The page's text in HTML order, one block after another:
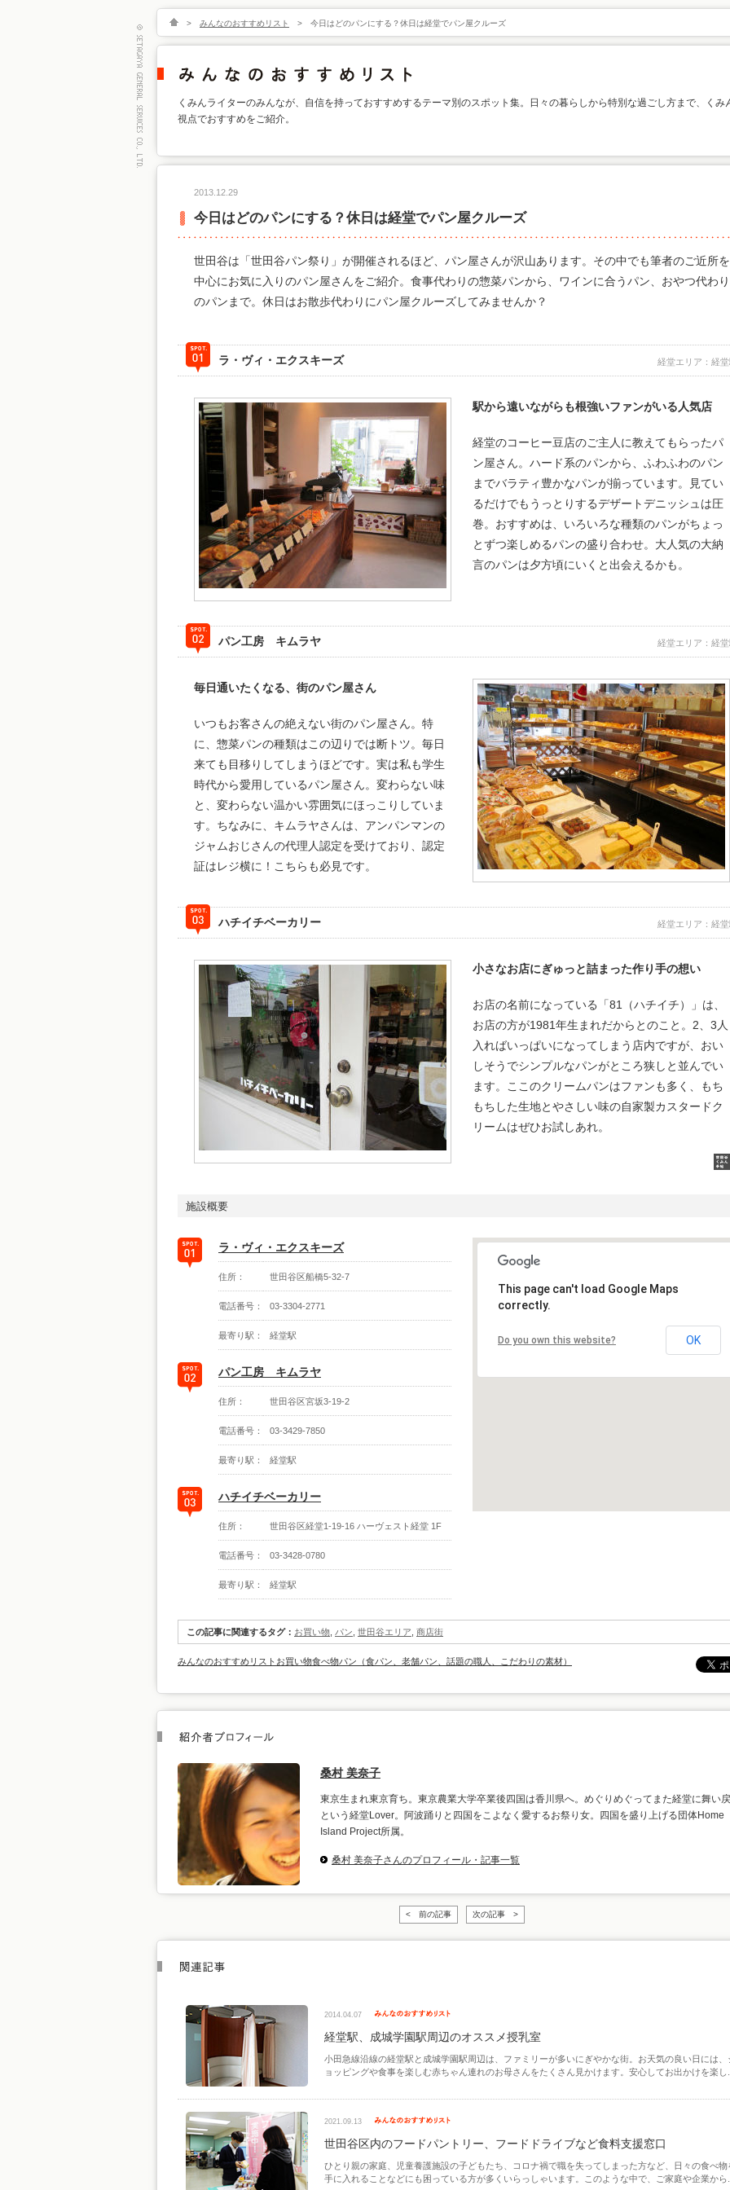
> みんなのおすすめリスト > 今日はどのパンにする？休日は経堂でパン屋クルーズ
くみんライターのみんなが、自信を持っておすすめするテーマ別のスポット集。日々の暮らしから特別な過ごし方まで、くみ
視点でおすすめをご紹介。
2013.12.29
今日はどのパンにする？休日は経堂でパン屋クルーズ
世田谷は「世田谷パン祭り」が開催されるほど、パン屋さんが沢山あります。その中でも筆者のご近所を
中心にお気に入りのパン屋さんをご紹介。食事代わりの惣菜パンから、ワインに合うパン、おやつ代わり
のパンまで。休日はお散歩代わりにパン屋クルーズしてみませんか？
ラ・ヴィ・エクスキーズ 経堂エリア：経
駅から遠いながらも根強いファンがいる人気店
経堂のコーヒー豆店のご主人に教えてもらったパ
ン屋さん。ハード系のパンから、ふわふわのパン
までバラティ豊かなパンが揃っています。見てい
るだけでもうっとりするデザートデニッシュは圧
巻。おすすめは、いろいろな種類のパンがちょっ
とずつ楽しめるパンの盛り合わせ。大人気の大納
言のパンは夕方頃にいくと出会えるかも。
パン工房 キムラヤ 経堂エリア：経
毎日通いたくなる、街のパン屋さん
いつもお客さんの絶えない街のパン屋さん。特
に、惣菜パンの種類はこの辺りでは断トツ。毎日
来ても目移りしてしまうほどです。実は私も学生
時代から愛用しているパン屋さん。変わらない味
と、変わらない温かい雰囲気にほっこりしていま
す。ちなみに、キムラヤさんは、アンパンマンの
ジャムおじさんの代理人認定を受けており、認定
証はレジ横に！こちらも必見です。
ハチイチベーカリー 経堂エリア：経
小さなお店にぎゅっと詰まった作り手の想い
お店の名前になっている「81（ハチイチ）」は、
お店の方が1981年生まれだからとのこと。2、3人
入ればいっぱいになってしまう店内ですが、おい
しそうでシンプルなパンがところ狭しと並んでい
ます。ここのクリームパンはファンも多く、もち
もちした生地とやさしい味の自家製カスタードク
リームはぜひお試しあれ。
施設概要
ラ・ヴィ・エクスキーズ
住所： 世田谷区船橋5-32-7
電話番号： 03-3304-2771
最寄り駅： 経堂駅
パン工房 キムラヤ
住所： 世田谷区宮坂3-19-2
電話番号： 03-3429-7850
最寄り駅： 経堂駅
ハチイチベーカリー
住所： 世田谷区経堂1-19-16 ハーヴェスト経堂 1F
電話番号： 03-3428-0780
最寄り駅： 経堂駅
This page can't load Google Maps
correctly.
Do you own this website? OK
この記事に関連するタグ： お買い物 パン 世田谷エリア 商店街
みんなのおすすめリスト お買い物食べ物パン（食パン、老舗パン、話題の職人、こだわりの素材）
桑村 美奈子
東京生まれ東京育ち。東京農業大学卒業後四国は香川県へ。めぐりめぐってまた経堂に舞い
という経堂Lover。阿波踊りと四国をこよなく愛するお祭り女。四国を盛り上げる団体Home
Island Project所属。
桑村 美奈子さんのプロフィール・記事一覧
< 前の記事 次の記事 >
2014.04.07
経堂駅、成城学園駅周辺のオススメ授乳室
小田急線沿線の経堂駅と成城学園駅周辺は、ファミリーが多いにぎやかな街。お天気の良い日には、
ョッピングや食事を楽しむ赤ちゃん連れのお母さんをたくさん見かけます。安心してお出かけを楽し
2021.09.13
世田谷区内のフードパントリー、フードドライブなど食料支援窓口
ひとり親の家庭、児童養護施設の子どもたち、コロナ禍で職を失ってしまった方など、日々の食べ物
手に入れることなどにも困っている方が多くいらっしゃいます。このような中で、ご家庭や企業から